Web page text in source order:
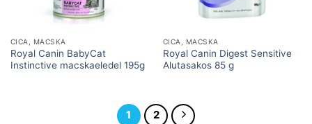
CICA, MACSKA
Royal Canin BabyCat
Instinctive macskaeledel 195g
CICA, MACSKA
Royal Canin Digest Sensitive
Alutasakos 85 g
1 2